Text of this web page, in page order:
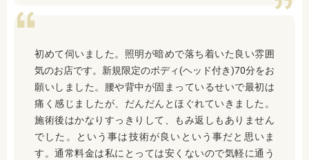
初めて伺いました。照明が暗めで落ち着いた良い雰囲
気のお店です。新規限定のボディ(ヘッド付き)70分をお
願いしました。腰や背中が固まっているせいで最初は
痛く感じましたが、だんだんとほぐれていきました。
施術後はかなりすっきりして、もみ返しもありません
でした。という事は技術が良いという事だと思いま
す。通常料金は私にとっては安くないので気軽に通う